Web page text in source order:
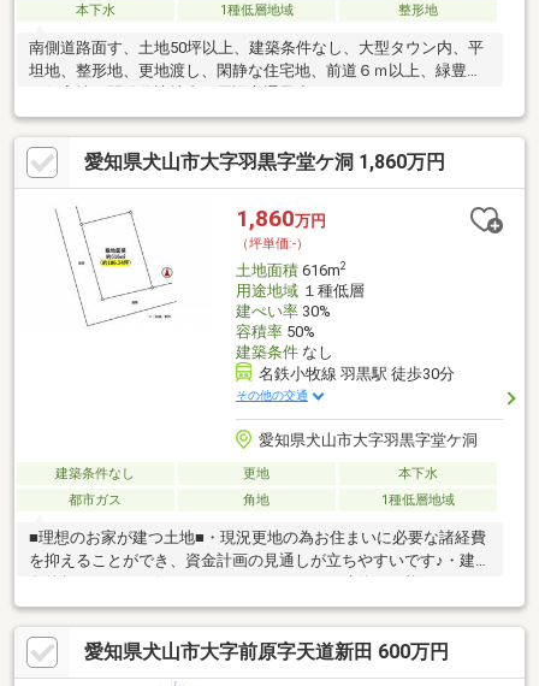
本下水
1種低層地域 整形地
南側道路面す、土地50坪以上、建築条件なし、大型タウン内、平
坦地、整形地、更地渡し、閑静な住宅地、前道６ｍ以上、緑豊か
愛知県犬山市大字羽黒字堂ケ洞 1,860万円
1,860万円
（坪単価:-）
土地面積616m2
用途地域１種低層
建ぺい率30%
容積率50%
建築条件なし
名鉄小牧線 羽黒駅 徒歩30分
その他の交通
愛知県犬山市大字羽黒字堂ケ洞
建築条件なし 更地
本下水
都市ガス
角地 1種低層地域
■理想のお家が建つ土地■・現況更地の為お住まいに必要な諸経費
を抑えることができ、資金計画の見通しが立ちやすいです♪・建築
客様の個性溢れるお住まいが実現できます◎・敷地面積約180超
えの広大なお土地です！見晴らしがよく陽当りも大変良好です♪■
周辺環境■・東小学校 徒歩約23分・東部中学校 徒歩約18分・
犬山市コミュニティ「緑ヶ丘西公園」停 徒歩約3分・カネスエ五
愛知県犬山市大字前原字天道新田 600万円